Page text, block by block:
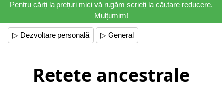
Pentru cărți la prețuri mici vă rugăm scrieți la căutare reducere.
Mulțumim!
▷ Dezvoltare personală ▷ General
Retete ancestrale